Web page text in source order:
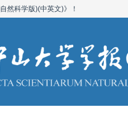
然科学版)(中英文)》！